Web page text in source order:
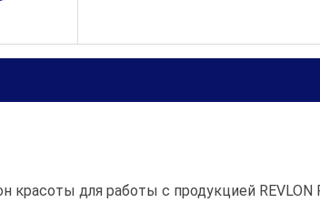
красоты для работы с продукцией REVLON